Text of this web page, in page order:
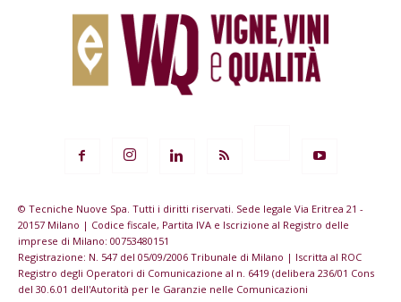
© Tecniche Nuove Spa. Tutti i diritti riservati. Sede legale Via Eritrea 21 -
20157 Milano | Codice fiscale, Partita IVA e Iscrizione al Registro delle
imprese di Milano: 00753480151
Registrazione: N. 547 del 05/09/2006 Tribunale di Milano | Iscritta al ROC
Registro degli Operatori di Comunicazione al n. 6419 (delibera 236/01 Cons
del 30.6.01 dell'Autorità per le Garanzie nelle Comunicazioni